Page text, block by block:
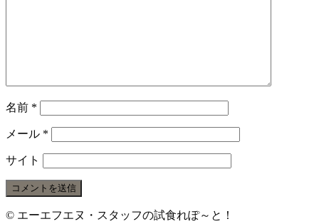
名前 *
メール *
サイト
© エーエフエヌ・スタッフの試食れぽ～と！